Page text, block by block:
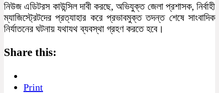
নিউজ এডিটরস কাউন্সিল দাবী করছে, অভিযুক্ত জেলা প্রশাসক, নির্বাহী
ম্যাজিস্ট্রেটদের প্রত্যাহার করে প্রভাবমুক্ত তদন্ত শেষে সাংবাদিক
নির্যাতনের ঘটনায় যথাযথ ব্যবস্থা গ্রহণ করতে হবে।
Share this:
Print